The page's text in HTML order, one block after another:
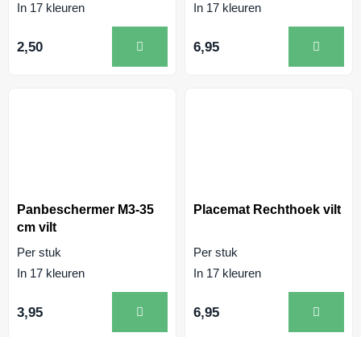
In 17 kleuren
2,50
In 17 kleuren
6,95
Panbeschermer M3-35
cm vilt
Per stuk
In 17 kleuren
3,95
Placemat Rechthoek vilt
Per stuk
In 17 kleuren
6,95